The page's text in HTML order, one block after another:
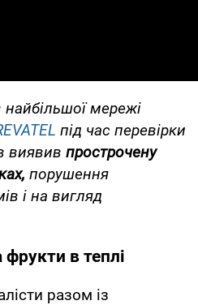
мережі
під час перевірки
виявив прострочену
порушення
і на вигляд
фрукти в теплі
разом із